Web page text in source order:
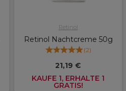
Retinol
Retinol Nachtcreme 50g
(2)
21,19 €
KAUFE 1, ERHALTE 1
GRATIS!